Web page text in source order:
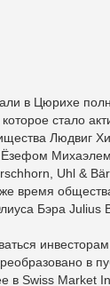
в Цюрихе
стало
Людвиг
Uhl &
время
Бэра Julius
в
в Swiss Market